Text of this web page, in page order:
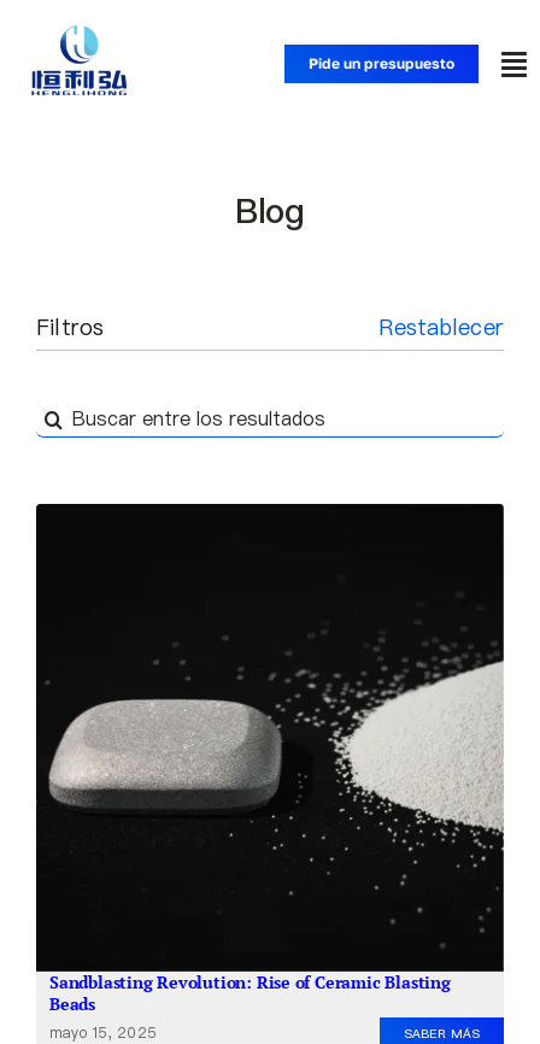
contenido
Pide un presupuesto
Productos
Blog
Filtros Restablecer
Buscar:
Sandblasting Revolution: Rise of Ceramic Blasting
Beads
mayo 15, 2025 SABER MÁS